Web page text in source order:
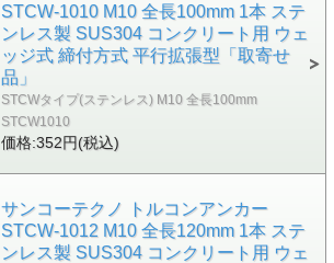
STCW-1010 M10 全長100mm 1本 ステ
ンレス製 SUS304 コンクリート用 ウェ
ッジ式 締付方式 平行拡張型「取寄せ
品」
STCWタイプ(ステンレス) M10 全長100mm
STCW1010
価格:352円(税込)
サンコーテクノ トルコンアンカー
STCW-1012 M10 全長120mm 1本 ステ
ンレス製 SUS304 コンクリート用 ウェ